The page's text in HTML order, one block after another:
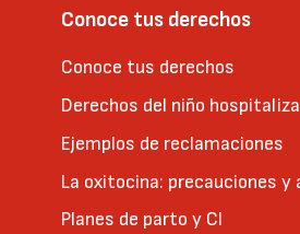
Conoce tus derechos
Conoce tus derechos
Derechos del niño
Ejemplos de reclamaciones
La oxitocina: precauciones y
Planes de parto y CI